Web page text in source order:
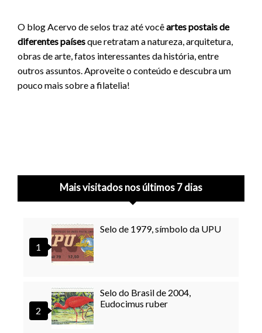
O blog Acervo de selos traz até vocêartes postais de
diferentes paísesque retratam a natureza, arquitetura,
obras de arte, fatos interessantes da história, entre
outros assuntos. Aproveite o conteúdo e descubra um
pouco mais sobre a filatelia!
Mais visitados nos últimos 7 dias
Selo de 1979, símbolo da UPU
Selo do Brasil de 2004,
Eudocimus ruber